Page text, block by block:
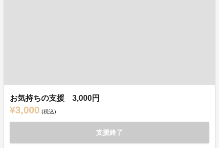
お気持ちの支援 3,000円
¥3,000 (税込)
支援終了